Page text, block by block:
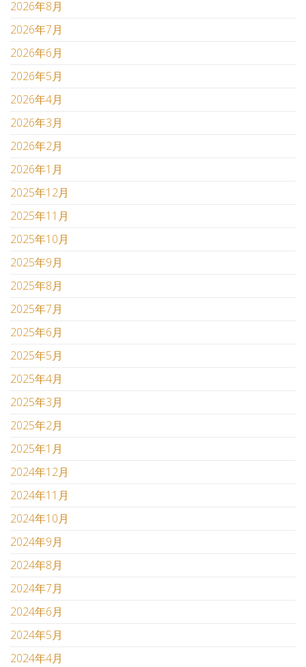
2026年8月
2026年7月
2026年6月
2026年5月
2026年4月
2026年3月
2026年2月
2026年1月
2025年12月
2025年11月
2025年10月
2025年9月
2025年8月
2025年7月
2025年6月
2025年5月
2025年4月
2025年3月
2025年2月
2025年1月
2024年12月
2024年11月
2024年10月
2024年9月
2024年8月
2024年7月
2024年6月
2024年5月
2024年4月